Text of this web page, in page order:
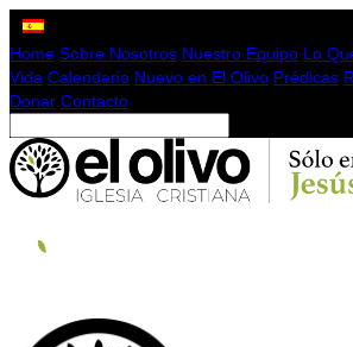
Home Sobre Nosotros Nuestro Equipo Lo
Vida Calendario Nuevo en El Olivo Prédicas
Donar Contacto